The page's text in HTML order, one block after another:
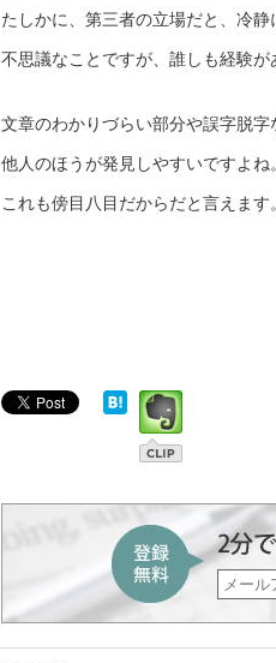
たしかに、第三者の立場だと、冷静
不思議なことですが、誰しも経験が
文章のわかりづらい部分や誤字脱
他人のほうが発見しやすいですよね。
これも傍目八目だからだと言えます。